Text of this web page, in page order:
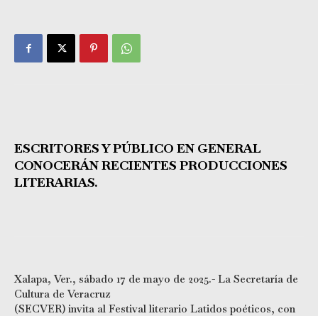
ESCRITORES Y PÚBLICO EN GENERAL
CONOCERÁN RECIENTES PRODUCCIONES
LITERARIAS.
Xalapa, Ver., sábado 17 de mayo de 2025.- La Secretaría de
Cultura de Veracruz
(SECVER) invita al Festival literario Latidos poéticos, con